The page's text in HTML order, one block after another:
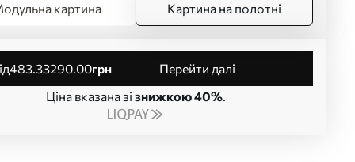
картина Картина на полотні
від483.33290.00грн
Перейти далі
Ціна вказана зі знижкою 40%.